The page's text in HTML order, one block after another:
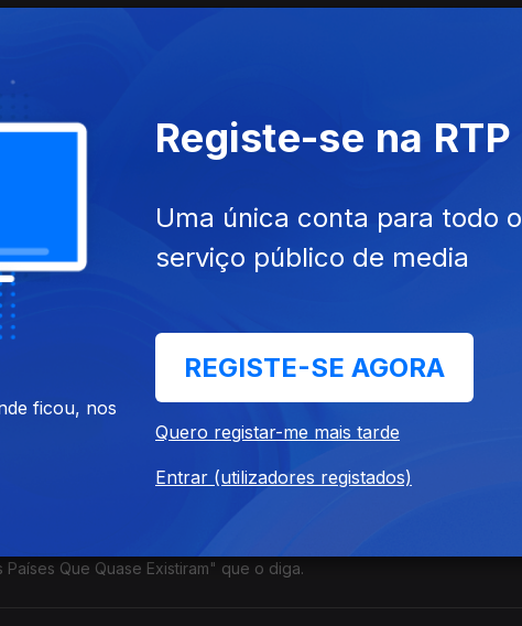
não é querer muito ir ao Paredes de Coura, então não sei.
do mês de agosto.
foram feitas. Infelizmente
solar de 12 de agosto. Ah! E um belo snack para
tanto nos EUA como no Canadá. Realmente a geografia é
Que Quase Existiram" que o diga.
ficou, nos
Registe-se na RTP
Uma única conta para todo o
serviço público de media
REGISTE-SE AGORA
Quero registar-me mais tarde
Entrar (utilizadores registados)